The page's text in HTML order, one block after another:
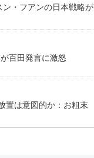
ン・フアンの日本戦略が
百田発言に激怒
置は意図的か：お粗末